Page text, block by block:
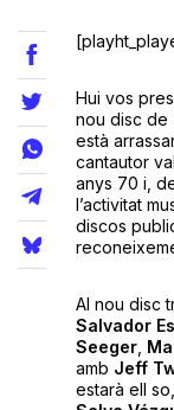
Hui vos
nou disc de
està
cantautor
anys 70 i,
l’activitat
discos
Al nou disc
Salvador
Seeger,
amb Jeff
estarà ell